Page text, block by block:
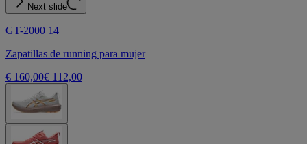
Next slide
GT-2000 14
Zapatillas de running para mujer
€ 160,00€ 112,00